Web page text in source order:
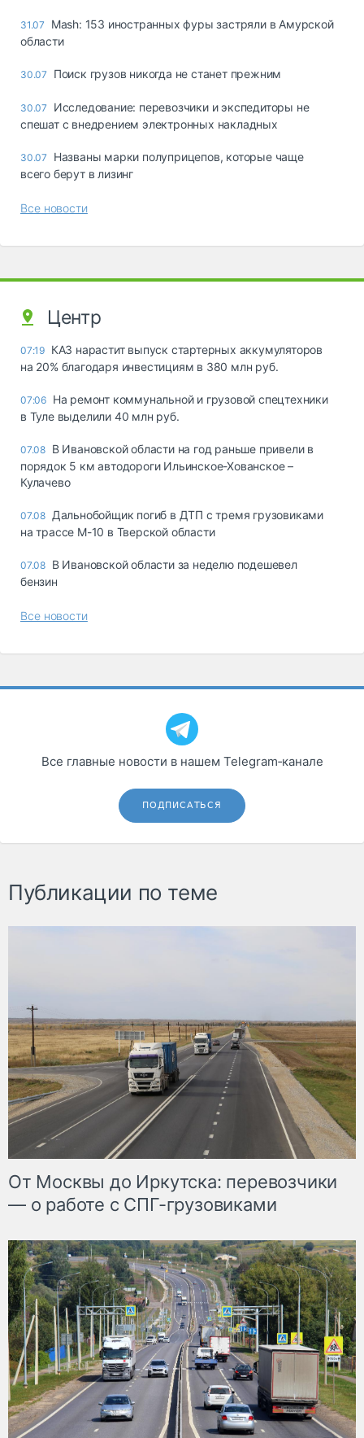
31.07
Mash: 153 иностранных фуры застряли в Амурской
области
30.07 Поиск грузов никогда не станет прежним
30.07
Исследование: перевозчики и экспедиторы не
спешат с внедрением электронных накладных
30.07
Названы марки полуприцепов, которые чаще
всего берут в лизинг
Все новости
Центр
07:19 КАЗ нарастит выпуск стартерных аккумуляторов
на 20% благодаря инвестициям в 380 млн руб.
07:06 На ремонт коммунальной и грузовой спецтехники
в Туле выделили 40 млн руб.
07.08 В Ивановской области на год раньше привели в
порядок 5 км автодороги Ильинское-Хованское –
Кулачево
07.08 Дальнобойщик погиб в ДТП с тремя грузовиками
на трассе М-10 в Тверской области
07.08 В Ивановской области за неделю подешевел
бензин
Все новости
Все главные новости в нашем Telegram‑канале
ПОДПИСАТЬСЯ
Публикации по теме
От Москвы до Иркутска: перевозчики
— о работе с СПГ-грузовиками